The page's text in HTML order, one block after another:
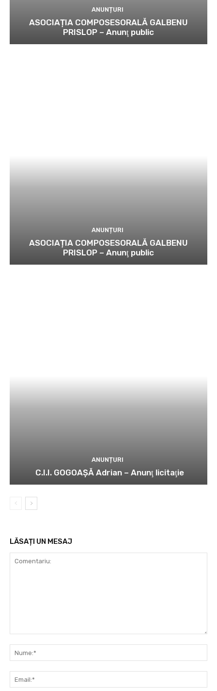
ANUNȚURI
ASOCIAȚIA COMPOSESORALĂ GALBENU
PRISLOP – Anunţ public
ANUNȚURI
ASOCIAȚIA COMPOSESORALĂ GALBENU
PRISLOP – Anunţ public
ANUNȚURI
C.I.I. GOGOAŞĂ Adrian – Anunţ licitaţie
LĂSAȚI UN MESAJ